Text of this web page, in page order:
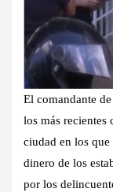
El comandante
los más recientes
ciudad en los que
dinero de los
por los